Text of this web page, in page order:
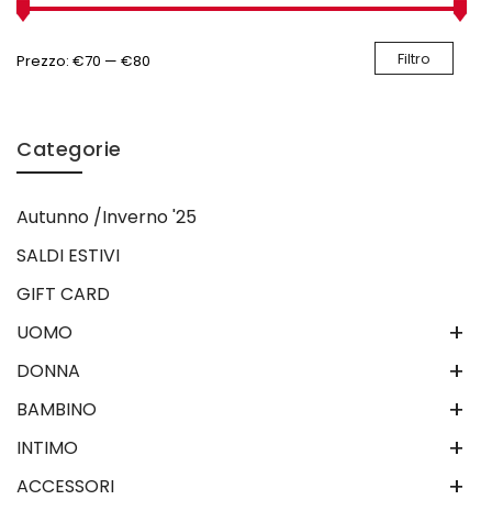
Filtro
Prezzo: €70 — €80
Categorie
Autunno /Inverno '25
SALDI ESTIVI
GIFT CARD
+
UOMO
+
DONNA
+
BAMBINO
+
INTIMO
+
ACCESSORI